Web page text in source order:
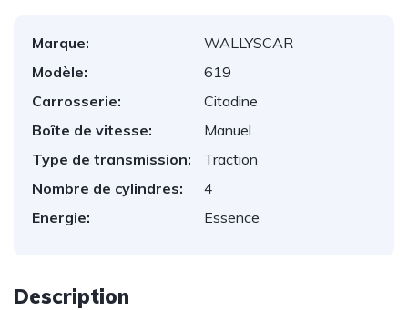
Marque:
WALLYSCAR
Modèle:
619
Carrosserie:
Citadine
Boîte de vitesse:
Manuel
Type de transmission:
Traction
Nombre de cylindres:
4
Energie:
Essence
Description